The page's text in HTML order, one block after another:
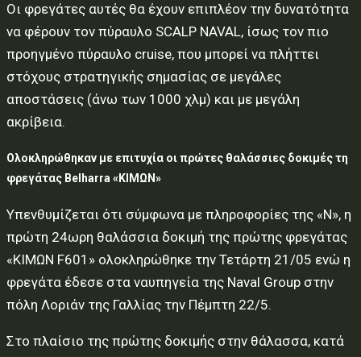
Οι φρεγάτες αυτές θα έχουν επιπλέον την δυνατότητα
να φέρουν τον πύραυλο SCALP NAVAL, ίσως τον πιο
προηγμένο πύραυλο cruise, που μπορεί να πλήττει
στόχους στρατηγικής σημασίας σε μεγάλες
αποστάσεις (άνω των 1000 χλμ) και με μεγάλη
ακρίβεια.
Ολοκληρώθηκαν με επιτυχία οι πρώτες θαλάσσιες δοκιμές τη
φρεγάτας Belharra «ΚΙΜΩΝ»
Υπενθυμίζεται ότι σύμφωνα με πληροφορίες της «Ν», η
πρώτη 24ωρη θαλάσσια δοκιμή της πρώτης φρεγάτας
«ΚΙΜΩΝ F601» ολοκληρώθηκε την Τετάρτη 21/05 ενώ η
φρεγάτα έδεσε στα ναυπηγεία της Naval Group στην
πόλη Λοριάν της Γαλλίας την Πέμπτη 22/5.
Στο πλαίσιο της πρώτης δοκιμής στην θάλασσα, κατά